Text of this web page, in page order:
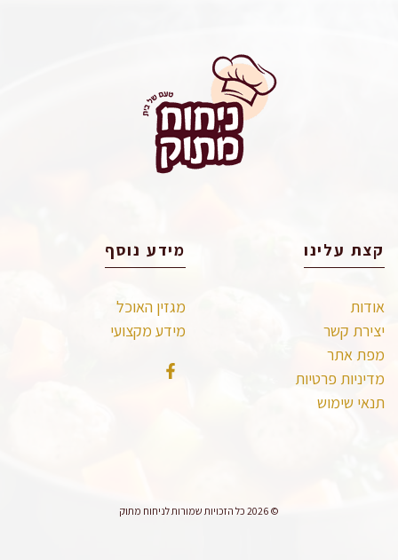
קצת עלינו
אודות
יצירת קשר
מפת אתר
מדיניות פרטיות
תנאי שימוש
מידע נוסף
מגזין האוכל
מידע מקצועי
© 2026 כל הזכויות שמורות לניחוח מתוק